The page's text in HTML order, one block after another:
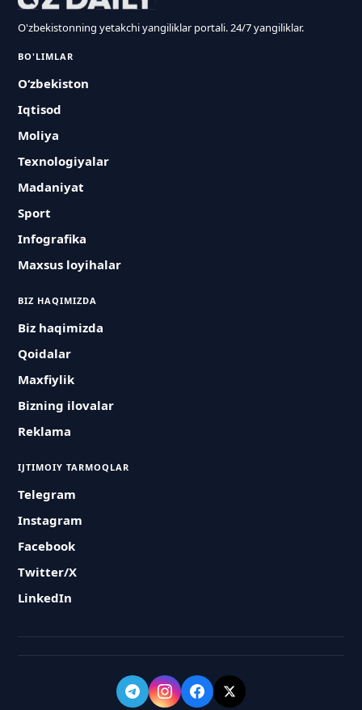
O'zbekistonning yetakchi yangiliklar portali. 24/7 yangiliklar.
BO'LIMLAR
O‘zbekiston
Iqtisod
Moliya
Texnologiyalar
Madaniyat
Sport
Infografika
Maxsus loyihalar
BIZ HAQIMIZDA
Biz haqimizda
Qoidalar
Maxfiylik
Bizning ilovalar
Reklama
IJTIMOIY TARMOQLAR
Telegram
Instagram
Facebook
Twitter/X
LinkedIn